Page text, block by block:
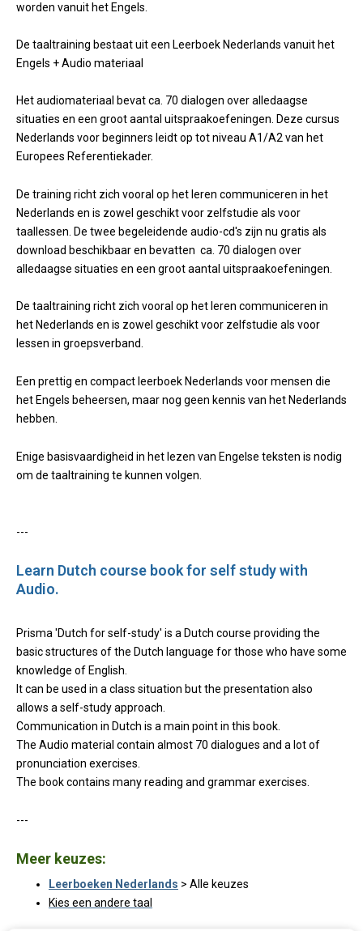
worden vanuit het Engels.
De taaltraining bestaat uit een Leerboek Nederlands vanuit het
Engels + Audio materiaal
Het audiomateriaal bevat ca. 70 dialogen over alledaagse
situaties en een groot aantal uitspraakoefeningen. Deze cursus
Nederlands voor beginners leidt op tot niveau A1/A2 van het
Europees Referentiekader.
De training richt zich vooral op het leren communiceren in het
Nederlands en is zowel geschikt voor zelfstudie als voor
taallessen. De twee begeleidende audio-cd's zijn nu gratis als
download beschikbaar en bevatten ca. 70 dialogen over
alledaagse situaties en een groot aantal uitspraakoefeningen.
De taaltraining richt zich vooral op het leren communiceren in
het Nederlands en is zowel geschikt voor zelfstudie als voor
lessen in groepsverband.
Een prettig en compact leerboek Nederlands voor mensen die
het Engels beheersen, maar nog geen kennis van het Nederlands
hebben.
Enige basisvaardigheid in het lezen van Engelse teksten is nodig
om de taaltraining te kunnen volgen.
---
Learn Dutch course book for self study with
Audio.
Prisma 'Dutch for self-study' is a Dutch course providing the
basic structures of the Dutch language for those who have some
knowledge of English.
It can be used in a class situation but the presentation also
allows a self-study approach.
Communication in Dutch is a main point in this book.
The Audio material contain almost 70 dialogues and a lot of
pronunciation exercises.
The book contains many reading and grammar exercises.
---
Meer keuzes:
Leerboeken Nederlands > Alle keuzes
Kies een andere taal